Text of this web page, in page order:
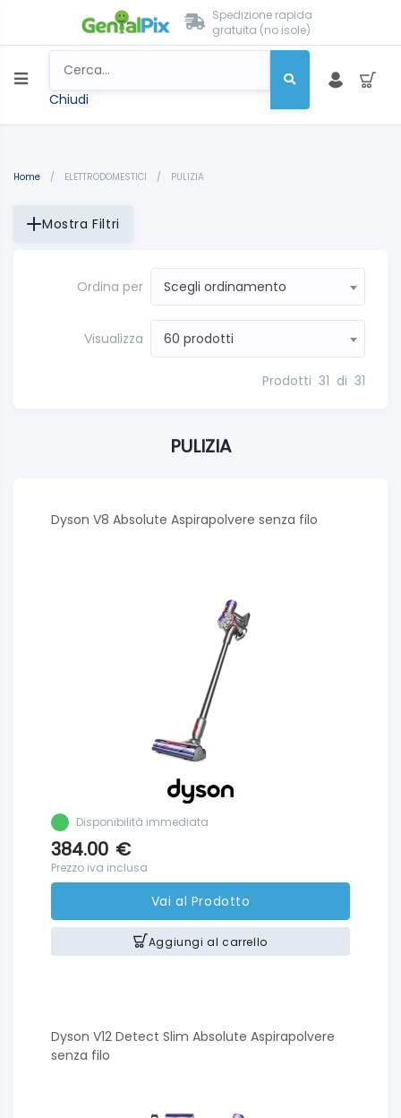
Spedizione rapida
gratuita (no isole)
Chiudi
Home / ELETTRODOMESTICI / PULIZIA
Mostra Filtri
Ordina per Scegli ordinamento
Visualizza 60 prodotti
Prodotti 31 di 31
PULIZIA
Dyson V8 Absolute Aspirapolvere senza filo
Disponibilità immediata
384.00 €
Prezzo iva inclusa
Vai al Prodotto
Aggiungi al carrello
Dyson V12 Detect Slim Absolute Aspirapolvere
senza filo